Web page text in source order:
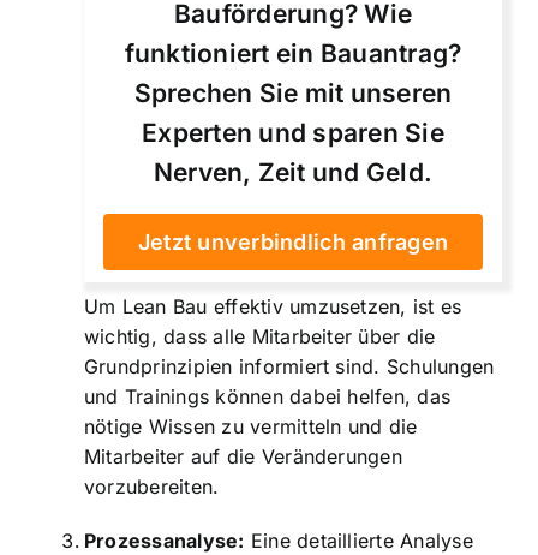
Bauförderung? Wie
funktioniert ein Bauantrag?
Sprechen Sie mit unseren
Experten und sparen Sie
Nerven, Zeit und Geld.
Jetzt unverbindlich anfragen
Um Lean Bau effektiv umzusetzen, ist es
wichtig, dass alle Mitarbeiter über die
Grundprinzipien informiert sind. Schulungen
und Trainings können dabei helfen, das
nötige Wissen zu vermitteln und die
Mitarbeiter auf die Veränderungen
vorzubereiten.
Prozessanalyse: Eine detaillierte Analyse